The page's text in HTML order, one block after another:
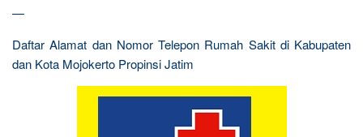
—
Daftar Alamat dan Nomor Telepon Rumah Sakit di Kabupaten
dan Kota Mojokerto Propinsi Jatim